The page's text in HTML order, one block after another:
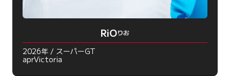
RiOりお
2026年 / スーパーGT
aprVictoria